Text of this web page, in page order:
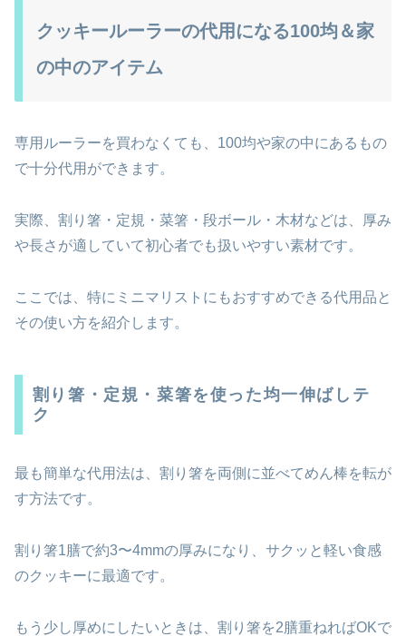
クッキールーラーの代用になる100均＆家
の中のアイテム
専用ルーラーを買わなくても、100均や家の中にあるもの
で十分代用ができます。
実際、割り箸・定規・菜箸・段ボール・木材などは、厚み
や長さが適していて初心者でも扱いやすい素材です。
ここでは、特にミニマリストにもおすすめできる代用品と
その使い方を紹介します。
割り箸・定規・菜箸を使った均一伸ばしテ
ク
最も簡単な代用法は、割り箸を両側に並べてめん棒を転が
す方法です。
割り箸1膳で約3〜4mmの厚みになり、サクッと軽い食感
のクッキーに最適です。
もう少し厚めにしたいときは、割り箸を2膳重ねればOKで